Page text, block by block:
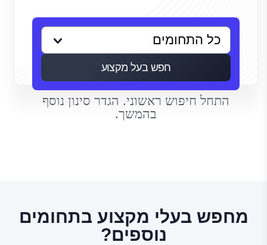
חפש בעל מקצוע
התחל חיפוש ראשוני. הגדר סינון נוסף
בהמשך.
מחפש בעלי מקצוע בתחומים
נוספים?